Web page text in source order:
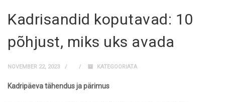
Kadrisandid koputavad: 10
põhjust, miks uks avada
NOVEMBER 22, 2023 KATEGOORIATA
Kadripäeva tähendus ja pärimus